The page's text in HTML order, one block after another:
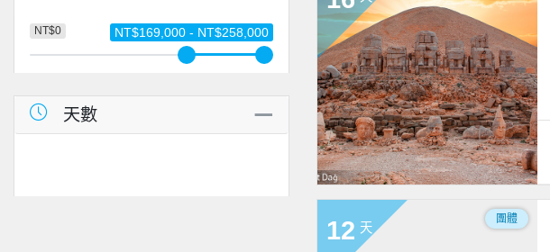
NT$0 NT$169,000 - NT$258,000
天數
12 天
團體